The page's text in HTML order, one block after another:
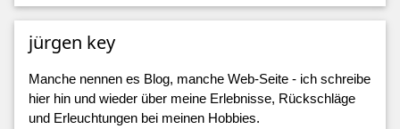
jürgen key
Manche nennen es Blog, manche Web-Seite - ich schreibe
hier hin und wieder über meine Erlebnisse, Rückschläge
und Erleuchtungen bei meinen Hobbies.